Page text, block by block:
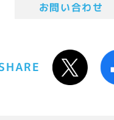
お問い合わせ